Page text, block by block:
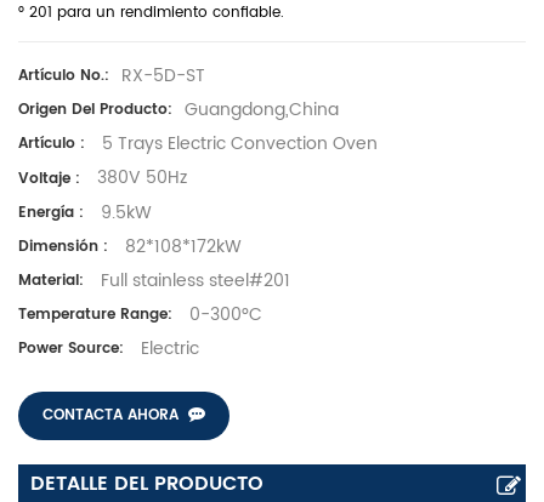
° 201 para un rendimiento confiable.
Artículo No.: RX-5D-ST
Origen Del Producto: Guangdong,China
Artículo : 5 Trays Electric Convection Oven
Voltaje : 380V 50Hz
Energía : 9.5kW
Dimensión : 82*108*172kW
Material: Full stainless steel#201
Temperature Range: 0-300°C
Power Source: Electric
CONTACTA AHORA
DETALLE DEL PRODUCTO